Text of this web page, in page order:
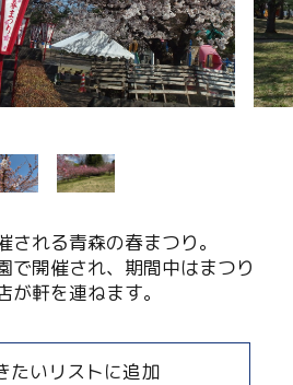
れる青森の春まつり。
で開催され、期間中はまつり
軒を連ねます。
たいリストに追加